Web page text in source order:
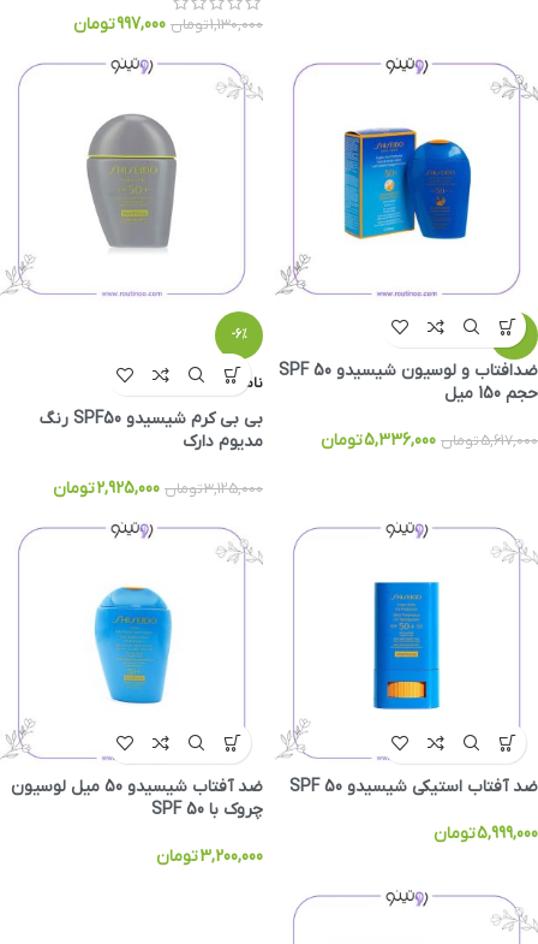
1,130,000تومان 997,000تومان
-5%
ضدافتاب و لوسیون شیسیدو SPF 50
حجم 150 میل
5,617,000تومان 5,336,000تومان
-6%
ناموجود
بی بی کرم شیسیدو SPF50 رنگ
مدیوم دارک
3,125,000تومان 2,925,000تومان
ضد آفتاب استیکی شیسیدو SPF 50
5,999,000تومان
ضد آفتاب شیسیدو 50 میل لوسیون
چروک با SPF 50
3,200,000تومان